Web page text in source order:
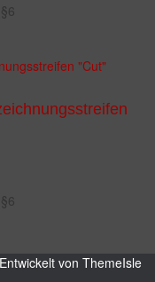
von ThemeIsle